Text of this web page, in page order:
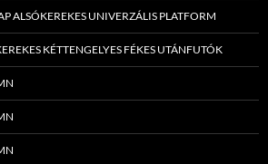
ALSÓKEREKES UNIVERZÁLIS PLATFORM
KÉTTENGELYES FÉKES UTÁNFUTÓK